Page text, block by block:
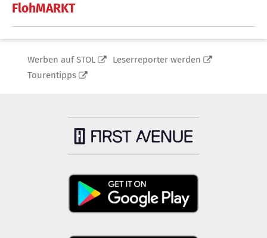
FlohMARKT
Werben auf STOL
Leserreporter werden
Tourentipps